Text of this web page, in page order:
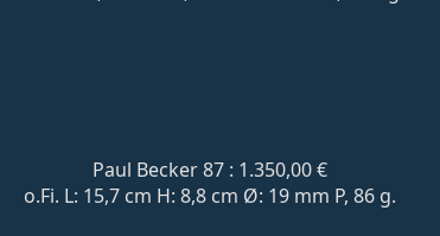
Paul Becker 87 : 1.350,00 €
o.Fi. L: 15,7 cm H: 8,8 cm Ø: 19 mm P, 86 g.